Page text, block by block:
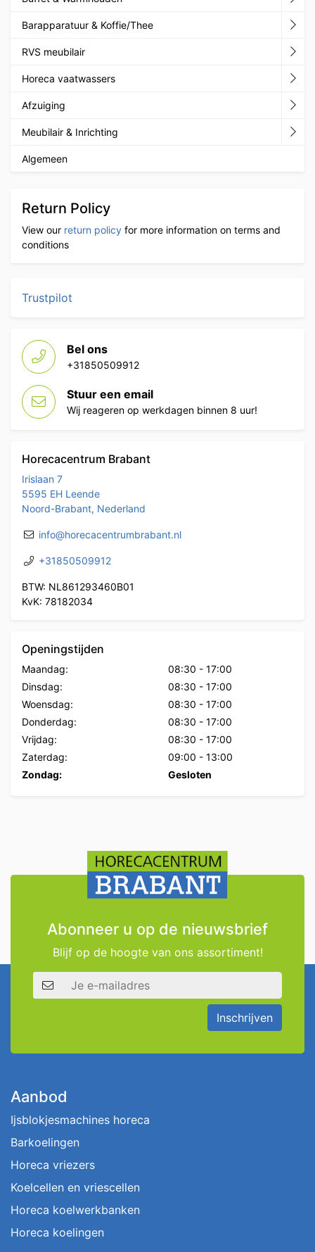
Barapparatuur & Koffie/Thee
RVS meubilair
Horeca vaatwassers
Afzuiging
Meubilair & Inrichting
Algemeen
Return Policy
View our return policy for more information on terms and
conditions
Trustpilot
Bel ons
+31850509912
Stuur een email
Wij reageren op werkdagen binnen 8 uur!
Horecacentrum Brabant
Irislaan 7
5595 EH Leende
Noord-Brabant, Nederland
info@horecacentrumbrabant.nl
+31850509912
BTW: NL861293460B01
KvK: 78182034
Openingstijden
Maandag: 08:30 - 17:00
Dinsdag:
08:30 - 17:00
Woensdag:
08:30 - 17:00
Donderdag:
08:30 - 17:00
Vrijdag:
08:30 - 17:00
Zaterdag:
09:00 - 13:00
Zondag:
Gesloten
Abonneer u op de nieuwsbrief
Blijf op de hoogte van ons assortiment!
E-mailadres
Inschrijven
Aanbod
Ijsblokjesmachines horeca
Barkoelingen
Horeca vriezers
Koelcellen en vriescellen
Horeca koelwerkbanken
Horeca koelingen